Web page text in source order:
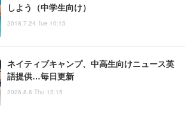
しよう（中学生向け）
2018.7.24 Tue 10:15
ネイティブキャンプ、中高生向けニュース英
語提供…毎日更新
2026.8.6 Thu 12:15